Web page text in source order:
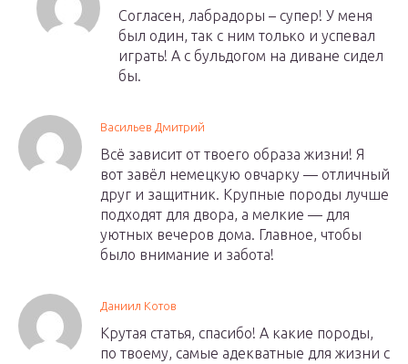
Согласен, лабрадоры – супер! У меня
был один, так с ним только и успевал
играть! А с бульдогом на диване сидел
бы.
Васильев Дмитрий
Всё зависит от твоего образа жизни! Я
вот завёл немецкую овчарку — отличный
друг и защитник. Крупные породы лучше
подходят для двора, а мелкие — для
уютных вечеров дома. Главное, чтобы
было внимание и забота!
Даниил Котов
Крутая статья, спасибо! А какие породы,
по твоему, самые адекватные для жизни с